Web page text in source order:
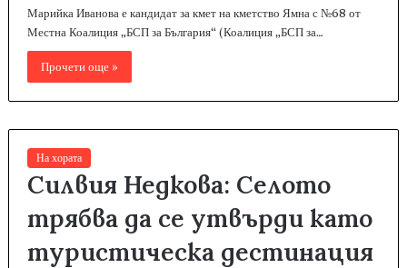
Марийка Иванова е кандидат за кмет на кметство Ямна с №68 от
Местна Коалиция „БСП за България“ (Коалиция „БСП за…
Прочети още »
На хората
Силвия Недкова: Селото
трябва да се утвърди като
туристическа дестинация